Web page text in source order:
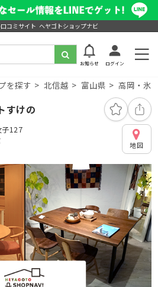
コミサイト ヘヤゴトショップナビ
お知らせ ログイン
を探す 北信越 富山県 高岡・氷
すけの
子127
地図